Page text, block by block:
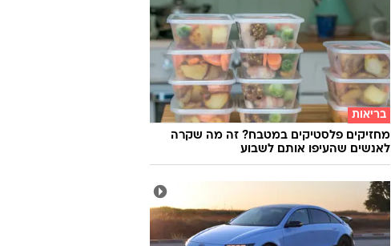
בריאות
מחזיקים פלסטיקים במטבח? זה מה שקרה
לאנשים שהעיפו אותם לשבוע